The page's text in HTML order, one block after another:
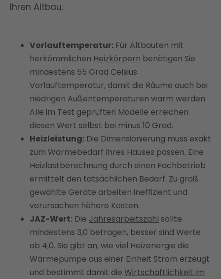
Ihren Altbau.
Vorlauftemperatur: Für Altbauten mit
herkömmlichen Heizkörpern benötigen Sie
mindestens 55 Grad Celsius
Vorlauftemperatur, damit die Räume auch bei
niedrigen Außentemperaturen warm werden.
Alle im Test geprüften Modelle erreichen
diesen Wert selbst bei minus 10 Grad.
Heizleistung: Die Dimensionierung muss exakt
zum Wärmebedarf Ihres Hauses passen. Eine
Heizlastberechnung durch einen Fachbetrieb
ermittelt den tatsächlichen Bedarf. Zu groß
gewählte Geräte arbeiten ineffizient und
verursachen höhere Kosten.
JAZ-Wert: Die Jahresarbeitszahl sollte
mindestens 3,0 betragen, besser sind Werte
ab 4,0. Sie gibt an, wie viel Heizenergie die
Wärmepumpe aus einer Einheit Strom erzeugt
und bestimmt damit die Wirtschaftlichkeit im